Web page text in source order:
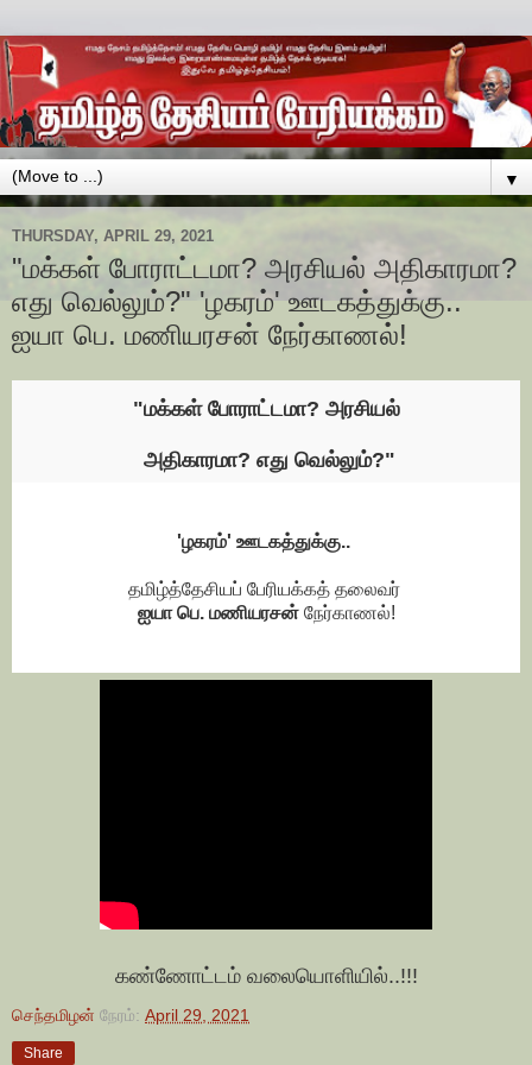
▼
THURSDAY, APRIL 29, 2021
"மக்கள் போராட்டமா? அரசியல் அதிகாரமா?
எது வெல்லும்?" 'ழகரம்' ஊடகத்துக்கு..
ஐயா பெ. மணியரசன் நேர்காணல்!
"மக்கள் போராட்டமா? அரசியல்
அதிகாரமா? எது வெல்லும்?"
'ழகரம்' ஊடகத்துக்கு..
தமிழ்த்தேசியப் பேரியக்கத் தலைவர்
ஐயா பெ. மணியரசன்நேர்காணல்!
கண்ணோட்டம் வலையொளியில்..!!!
செந்தமிழன் நேரம்: April 29, 2021
Share